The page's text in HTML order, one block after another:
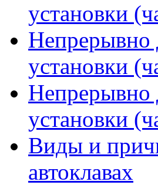
установки
Непрерывно
установки
Непрерывно
установки
Виды и
автоклавах